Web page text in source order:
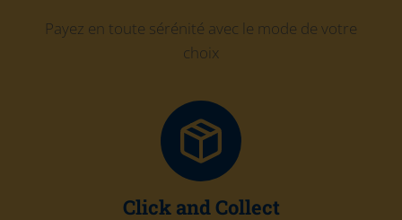
Payez en toute sérénité avec le mode de votre
choix
Click and Collect